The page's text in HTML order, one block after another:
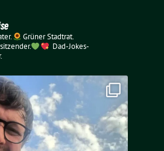
Grüner Stadtrat.
Dad-Jokes-